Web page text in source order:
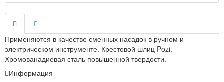
Применяются в качестве сменных насадок в ручном и
электрическом инструменте. Крестовой шлиц Pozi.
Хромованадиевая сталь повышенной твердости.
Информация